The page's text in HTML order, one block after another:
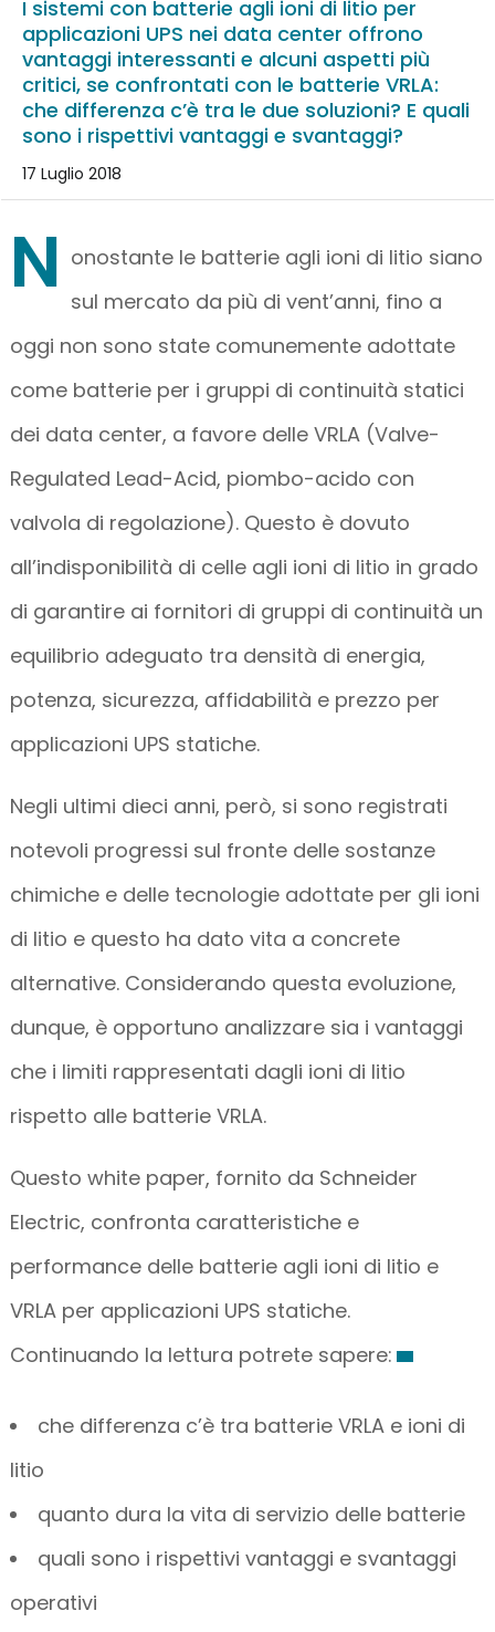
I sistemi con batterie agli ioni di litio per
applicazioni UPS nei data center offrono
vantaggi interessanti e alcuni aspetti più
critici, se confrontati con le batterie VRLA:
che differenza c’è tra le due soluzioni? E quali
sono i rispettivi vantaggi e svantaggi?
17 Luglio 2018
N onostante le batterie agli ioni di litio siano
sul mercato da più di vent’anni, fino a
oggi non sono state comunemente adottate
come batterie per i gruppi di continuità statici
dei data center, a favore delle VRLA (Valve-
Regulated Lead-Acid, piombo-acido con
valvola di regolazione). Questo è dovuto
all’indisponibilità di celle agli ioni di litio in grado
di garantire ai fornitori di gruppi di continuità un
equilibrio adeguato tra densità di energia,
potenza, sicurezza, affidabilità e prezzo per
applicazioni UPS statiche.
Negli ultimi dieci anni, però, si sono registrati
notevoli progressi sul fronte delle sostanze
chimiche e delle tecnologie adottate per gli ioni
di litio e questo ha dato vita a concrete
alternative. Considerando questa evoluzione,
dunque, è opportuno analizzare sia i vantaggi
che i limiti rappresentati dagli ioni di litio
rispetto alle batterie VRLA.
Questo white paper, fornito da Schneider
Electric, confronta caratteristiche e
performance delle batterie agli ioni di litio e
VRLA per applicazioni UPS statiche.
Continuando la lettura potrete sapere:
che differenza c’è tra batterie VRLA e ioni di
litio
quanto dura la vita di servizio delle batterie
quali sono i rispettivi vantaggi e svantaggi
operativi